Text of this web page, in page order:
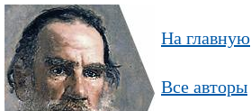
На главную
Все авторы